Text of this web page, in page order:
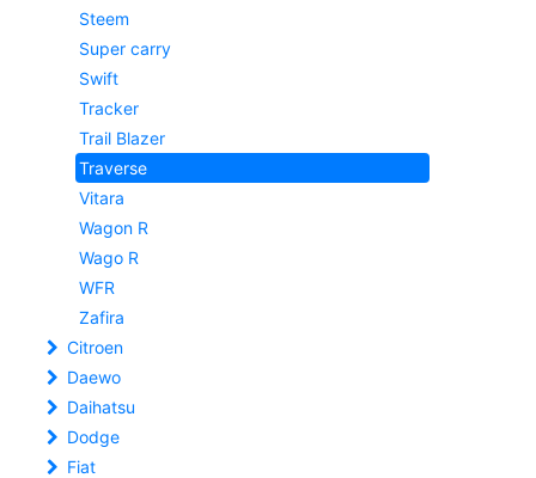
Steem
Super carry
Swift
Tracker
Trail Blazer
Traverse
Vitara
Wagon R
Wago R
WFR
Zafira
Citroen
Daewo
Daihatsu
Dodge
Fiat